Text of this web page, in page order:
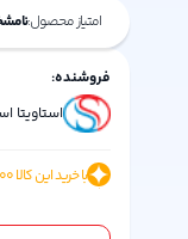
امتیاز محصول:
فروشنده:
استاویتا
با خرید این کالا